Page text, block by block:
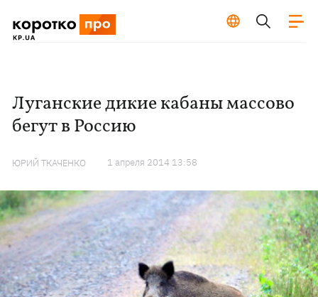
Луганские дикие кабаны массово
бегут в Россию
ЮРИЙ ТКАЧЕНКО 1 апреля 2014 13:58